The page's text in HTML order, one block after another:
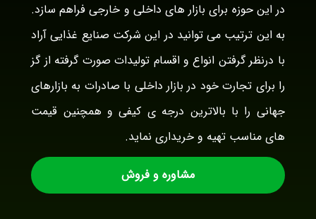
در این حوزه برای بازار های داخلی و خارجی فراهم سازد.
به این ترتیب می توانید در این شرکت صنایع غذایی آراد
با درنظر گرفتن انواع و اقسام تولیدات صورت گرفته از گز
را برای تجارت خود در بازار داخلی با صادرات به بازارهای
جهانی را با بالاترین درجه ی کیفی و همچنین قیمت
های مناسب تهیه و خریداری نماید.
مشاوره و فروش